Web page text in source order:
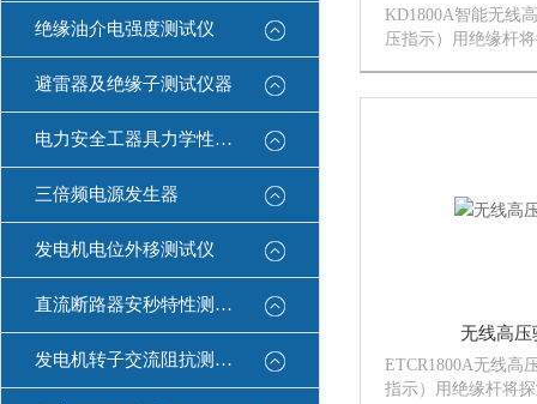
绝缘油介电强度测试仪
避雷器及绝缘子测试仪器
电力安全工器具力学性能试验机
三倍频电源发生器
发电机电位外移测试仪
直流断路器安秒特性测试仪
发电机转子交流阻抗测试仪
KD1800A智能无线
压指示）用绝缘杆
无线高压
ETCR1800A无线高
指示）用绝缘杆将